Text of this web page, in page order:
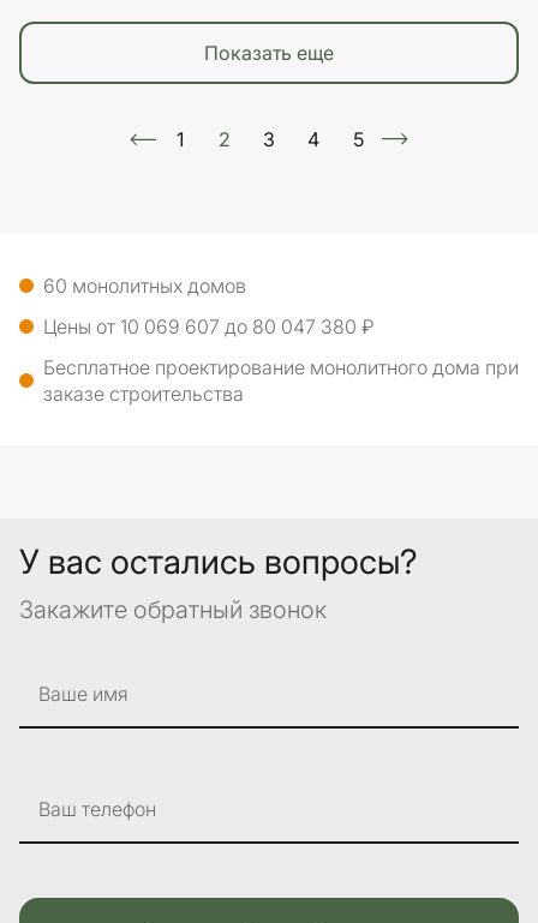
показать еще
1 2 3 4 5
60 монолитных домов
Цены от 10 069 607 до 80 047 380 ₽
Бесплатное проектирование монолитного дома при
заказе строительства
У вас остались вопросы?
Закажите обратный звонок
Ваше имя
Ваш телефон